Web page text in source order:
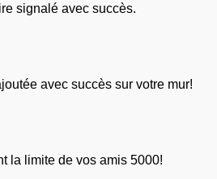
signalé avec succès.
avec succès sur votre mur!
la limite de vos amis 5000!